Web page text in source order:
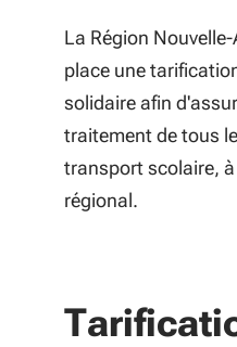
La Région
place une
solidaire afin
traitement de tous
transport scolaire,
régional.